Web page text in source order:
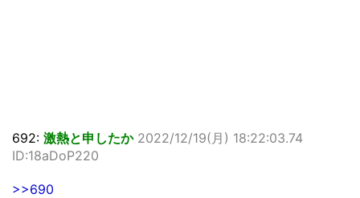
692: 激熱と申したか 2022/12/19(月) 18:22:03.74
ID:18aDoP220
>>690